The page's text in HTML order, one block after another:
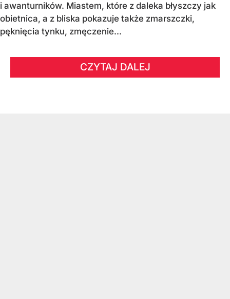
i awanturników. Miastem, które z daleka błyszczy jak
obietnica, a z bliska pokazuje także zmarszczki,
pęknięcia tynku, zmęczenie...
CZYTAJ DALEJ